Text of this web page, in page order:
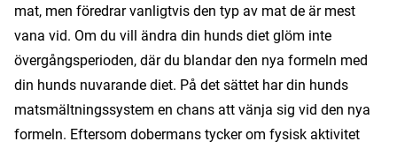
mat, men föredrar vanligtvis den typ av mat de är mest
vana vid. Om du vill ändra din hunds diet glöm inte
övergångsperioden, där du blandar den nya formeln med
din hunds nuvarande diet. På det sättet har din hunds
matsmältningssystem en chans att vänja sig vid den nya
formeln. Eftersom dobermans tycker om fysisk aktivitet